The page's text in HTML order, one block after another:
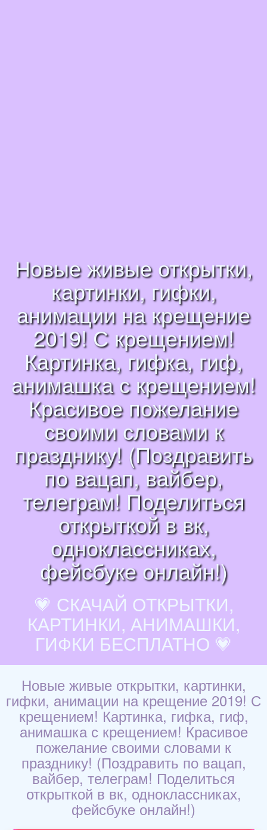
Новые живые открытки,
картинки, гифки,
анимации на крещение
2019! С крещением!
Картинка, гифка, гиф,
анимашка с крещением!
Красивое пожелание
своими словами к
празднику! (Поздравить
по вацап, вайбер,
телеграм! Поделиться
открыткой в вк,
одноклассниках,
фейсбуке онлайн!)
💗 СКАЧАЙ ОТКРЫТКИ,
КАРТИНКИ, АНИМАШКИ,
ГИФКИ БЕСПЛАТНО 💗
Новые живые открытки, картинки,
гифки, анимации на крещение 2019! С
крещением! Картинка, гифка, гиф,
анимашка с крещением! Красивое
пожелание своими словами к
празднику! (Поздравить по вацап,
вайбер, телеграм! Поделиться
открыткой в вк, одноклассниках,
фейсбуке онлайн!)